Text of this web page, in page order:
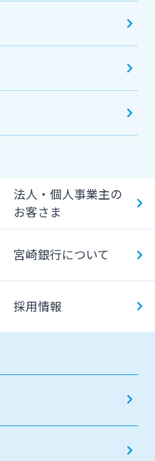
法人・個人事業主の
お客さま
宮崎銀行について
採用情報